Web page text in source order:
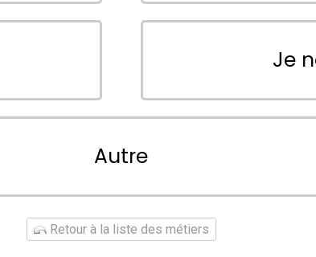
Je
Autre
Retour à la liste des métiers